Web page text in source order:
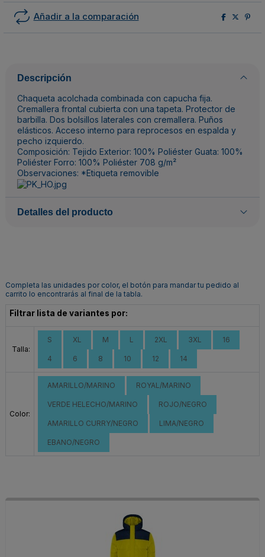
Añadir a la comparación
Descripción
Chaqueta acolchada combinada con capucha fija.
Cremallera frontal cubierta con una tapeta. Protector de
barbilla. Dos bolsillos laterales con cremallera. Puños
elásticos. Acceso interno para reprocesos en espalda y
pecho izquierdo.
Composición: Tejido Exterior: 100% Poliéster Guata: 100%
Poliéster Forro: 100% Poliéster 708 g/m²
Observaciones: *Etiqueta removible
Detalles del producto
Completa las unidades por color, el botón para mandar tu pedido al
carrito lo encontrarás al final de la tabla.
Filtrar lista de variantes por:
Talla:
S XL M L 2XL 3XL 16
4 6 8 10 12 14
Color:
AMARILLO/MARINO ROYAL/MARINO
VERDE HELECHO/MARINO ROJO/NEGRO
AMARILLO CURRY/NEGRO LIMA/NEGRO
EBANO/NEGRO